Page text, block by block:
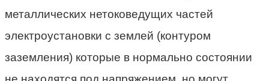
металлических нетоковедущих частей
электроустановки с землей (контуром
заземления) которые в нормально состоянии